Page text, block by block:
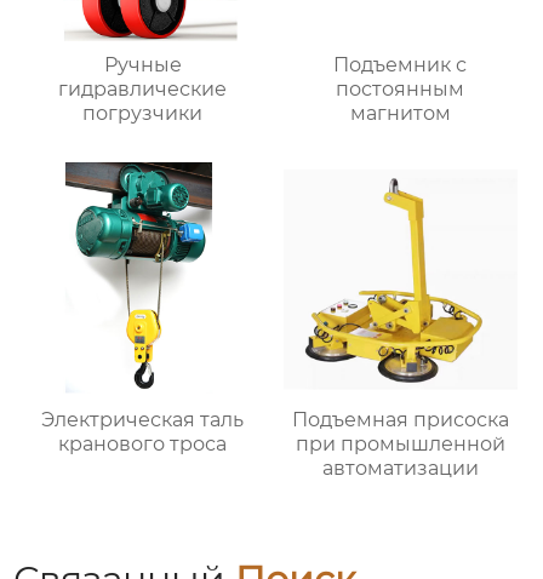
Ручные
гидравлические
погрузчики
Подъемник с
постоянным
магнитом
Электрическая таль
кранового троса
Подъемная присоска
при промышленной
автоматизации